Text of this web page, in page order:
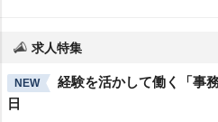
求人特集
NEW
経験を活かして働く「事
日